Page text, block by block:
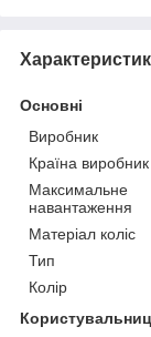
Основні
Виробник
Країна виробник
Максимальне
навантаження
Матеріал коліс
Тип
Колір